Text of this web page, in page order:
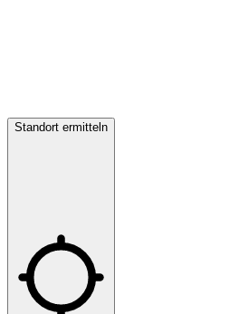
Standort ermitteln